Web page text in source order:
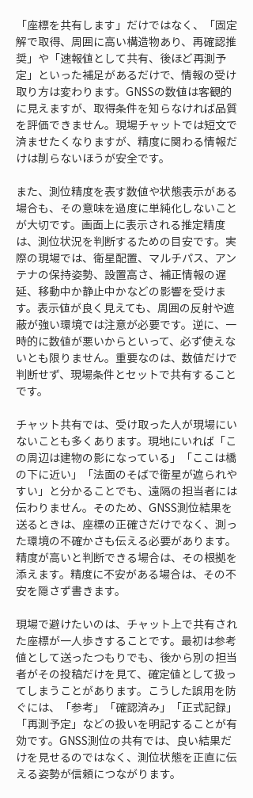
「座標を共有します」だけではなく、「固定
解で取得、周囲に高い構造物あり、再確認推
奨」や「速報値として共有、後ほど再測予
定」といった補足があるだけで、情報の受け
取り方は変わります。GNSSの数値は客観的
に見えますが、取得条件を知らなければ品質
を評価できません。現場チャットでは短文で
済ませたくなりますが、精度に関わる情報だ
けは削らないほうが安全です。
また、測位精度を表す数値や状態表示がある
場合も、その意味を過度に単純化しないこと
が大切です。画面上に表示される推定精度
は、測位状況を判断するための目安です。実
際の現場では、衛星配置、マルチパス、アン
テナの保持姿勢、設置高さ、補正情報の遅
延、移動中か静止中かなどの影響を受けま
す。表示値が良く見えても、周囲の反射や遮
蔽が強い環境では注意が必要です。逆に、一
時的に数値が悪いからといって、必ず使えな
いとも限りません。重要なのは、数値だけで
判断せず、現場条件とセットで共有すること
です。
チャット共有では、受け取った人が現場にい
ないことも多くあります。現地にいれば「こ
の周辺は建物の影になっている」「ここは橋
の下に近い」「法面のそばで衛星が遮られや
すい」と分かることでも、遠隔の担当者には
伝わりません。そのため、GNSS測位結果を
送るときは、座標の正確さだけでなく、測っ
た環境の不確かさも伝える必要があります。
精度が高いと判断できる場合は、その根拠を
添えます。精度に不安がある場合は、その不
安を隠さず書きます。
現場で避けたいのは、チャット上で共有され
た座標が一人歩きすることです。最初は参考
値として送ったつもりでも、後から別の担当
者がその投稿だけを見て、確定値として扱っ
てしまうことがあります。こうした誤用を防
ぐには、「参考」「確認済み」「正式記録」
「再測予定」などの扱いを明記することが有
効です。GNSS測位の共有では、良い結果だ
けを見せるのではなく、測位状態を正直に伝
える姿勢が信頼につながります。